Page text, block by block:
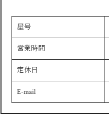
屋号
営業時間
定休日
E-mail